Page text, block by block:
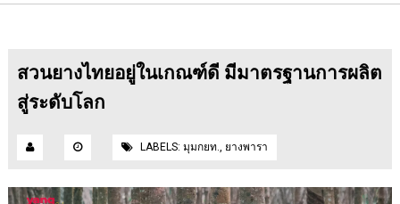
สวนยางไทยอยู่ในเกณฑ์ดี มีมาตรฐานการผลิต
สู่ระดับโลก
LABELS: มุมกยท., ยางพารา